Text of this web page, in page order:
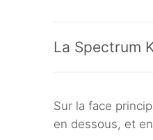
La Spectrum
Sur la face
en dessous, et